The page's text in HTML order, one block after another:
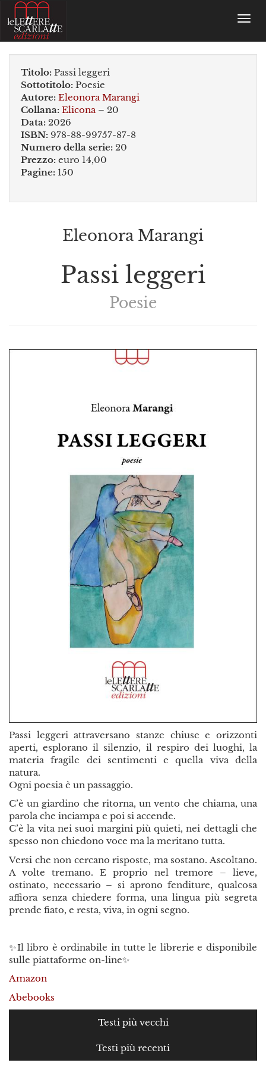
Titolo: Passi leggeri
Sottotitolo: Poesie
Autore: Eleonora Marangi
Collana: Elicona – 20
Data: 2026
ISBN: 978-88-99757-87-8
Numero della serie: 20
Prezzo: euro 14,00
Pagine: 150
Eleonora Marangi
Passi leggeri
Poesie
Passi leggeri attraversano stanze chiuse e orizzonti
aperti, esplorano il silenzio, il respiro dei luoghi, la
materia fragile dei sentimenti e quella viva della
natura.
Ogni poesia è un passaggio.
C’è un giardino che ritorna, un vento che chiama, una
parola che inciampa e poi si accende.
C’è la vita nei suoi margini più quieti, nei dettagli che
spesso non chiedono voce ma la meritano tutta.
Versi che non cercano risposte, ma sostano. Ascoltano.
A volte tremano. E proprio nel tremore – lieve,
ostinato, necessario – si aprono fenditure, qualcosa
affiora senza chiedere forma, una lingua più segreta
prende fiato, e resta, viva, in ogni segno.
✨Il libro è ordinabile in tutte le librerie e disponibile
sulle piattaforme on-line✨
Amazon
Abebooks
Testi più vecchi
Testi più recenti